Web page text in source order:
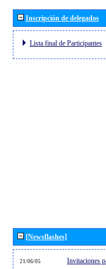
Inscripción de delegados
Lista final de Participantes
[Newsflashes]
21/06/05 Invitaciones